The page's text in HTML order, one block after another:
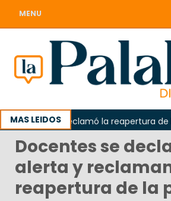
MENU
MAS LEIDOS
Odarda reclamó la reapertura de la
Docentes se
alerta y
reapertura de la